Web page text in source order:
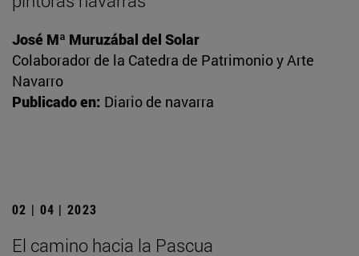
José Mª Muruzábal del Solar
Colaborador de la Catedra de Patrimonio y Arte
Navarro
Publicado en: Diario de navarra
02 | 04 | 2023
El camino hacia la Pascua